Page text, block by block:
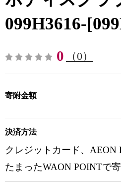
099H3616-
0 （0）
寄附金額
決済方法
クレジットカード、AEON
たまったWAON POINTで